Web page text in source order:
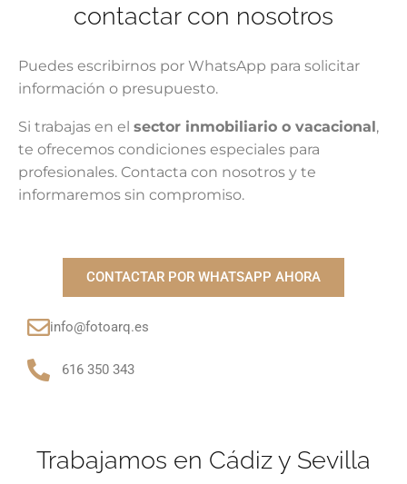
contactar con nosotros
Puedes escribirnos por WhatsApp para solicitar
información o presupuesto.
Si trabajas en el sector inmobiliario o vacacional ,
te ofrecemos condiciones especiales para
profesionales. Contacta con nosotros y te
informaremos sin compromiso.
CONTACTAR POR WHATSAPP AHORA
info@fotoarq.es
616 350 343
Trabajamos en Cádiz y Sevilla